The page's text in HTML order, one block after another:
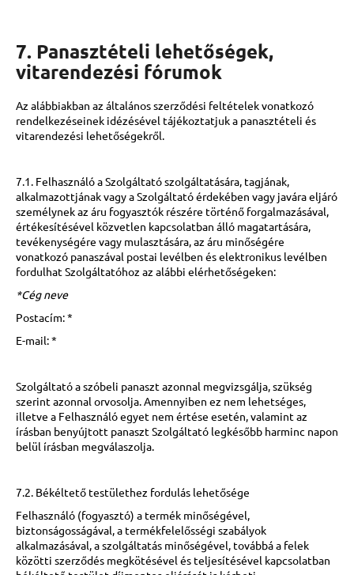
7. Panasztételi lehetőségek,
vitarendezési fórumok
Az alábbiakban az általános szerződési feltételek vonatkozó
rendelkezéseinek idézésével tájékoztatjuk a panasztételi és
vitarendezési lehetőségekről.
7.1. Felhasználó a Szolgáltató szolgáltatására, tagjának,
alkalmazottjának vagy a Szolgáltató érdekében vagy javára eljáró
személynek az áru fogyasztók részére történő forgalmazásával,
értékesítésével közvetlen kapcsolatban álló magatartására,
tevékenységére vagy mulasztására, az áru minőségére
vonatkozó panaszával postai levélben és elektronikus levélben
fordulhat Szolgáltatóhoz az alábbi elérhetőségeken:
*Cég neve
Postacím:*
E-mail:*
Szolgáltató a szóbeli panaszt azonnal megvizsgálja, szükség
szerint azonnal orvosolja. Amennyiben ez nem lehetséges,
illetve a Felhasználó egyet nem értése esetén, valamint az
írásban benyújtott panaszt Szolgáltató legkésőbb harminc napon
belül írásban megválaszolja.
7.2. Békéltető testülethez fordulás lehetősége
Felhasználó (fogyasztó) a termék minőségével,
biztonságosságával, a termékfelelősségi szabályok
alkalmazásával, a szolgáltatás minőségével, továbbá a felek
közötti szerződés megkötésével és teljesítésével kapcsolatban